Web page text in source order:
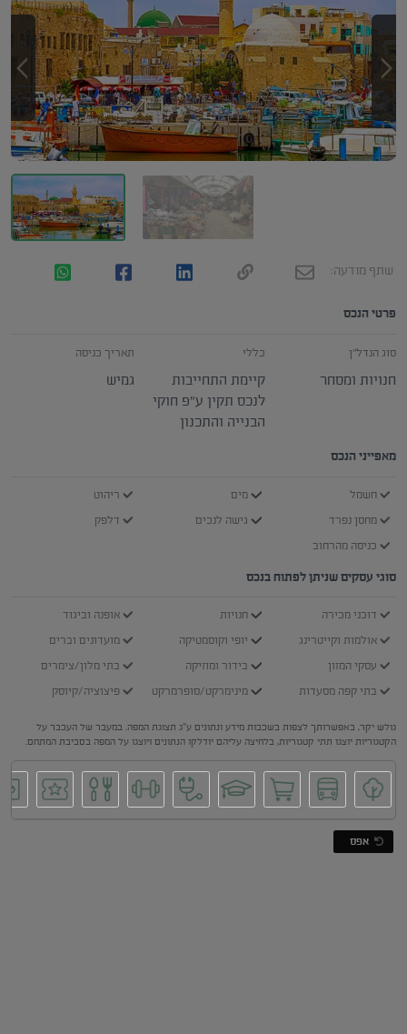
שתף מודעה:
פרטי הנכס
סוג הנדל"ן
חנויות ומסחר
כללי
קיימת התחייבות
לנכס תקין ע"פ חוקי
הבנייה והתכנון
תאריך כניסה
גמיש
מאפייני הנכס
חשמל מים
ריהוט
מחסן נפרד
גישה לנכים
דלפק
כניסה מהרחוב
סוגי עסקים שניתן לפתוח בנכס
דוכני מכירה חנויות
אופנה וביגוד
אולמות וקייטרינג
יופי וקוסמטיקה
מועדונים וברים
עסקי המזון
בידור ומוזיקה
בתי מלון/צימרים
בתי קפה מסעדות
מינימרקט/סופרמרקט פיצוציה/קיוסק
גולש יקר, באפשרותך לצפות בשכבות מידע ונתונים ע"ג תצוגת המפה. במעבר של העכבר על
הקטגוריות יוצגו תתי קטגוריות, בלחיצה עליהם יודלקו הנתונים ויוצגו על המפה בסביבת המתחם.
אפס